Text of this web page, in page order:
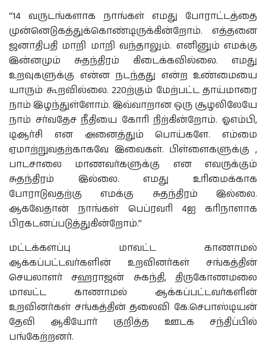
“14 வருடங்களாக நாங்கள் எமது போராட்டத்தை
முன்னெடுகத்துக்கொண்டிருக்கின்றோம். எத்தனை
ஜனாதிபதி மாறி மாறி வந்தாலும். எனினும் எமக்கு
இன்னமும் சுதந்திரம் கிடைக்கவில்லை. எமது
உறவுகளுக்கு என்ன நடந்தது என்ற உண்மையை
யாரும் கூறவில்லை. 220ற்கும் மேற்பட்ட தாய்மாரை
நாம் இழந்துள்ளோம். இவ்வாறான ஒரு சூழலிலேயே
நாம் சர்வதேச நீதியை கோரி நிற்கின்றோம். ஓஎம்பி,
டிஆர்சி என அனைத்தும் பொய்களே. எம்மை
ஏமாற்றுவதற்காகவே இவைகள். பிள்ளைகளுக்கு ,
பாடசாலை மாணவர்களுக்கு என எவருக்கும்
சுதந்திரம் இல்லை. எமது உரிமைக்காக
போராடுவதற்கு எமக்கு சுதந்திரம் இல்லை.
ஆகவேதான் நாங்கள் பெப்ரவரி 4ஐ கரிநாளாக
பிரகடனப்படுத்துகின்றோம்.”
மட்டக்களப்பு மாவட்ட காணாமல்
ஆக்கப்பட்டவர்களின் உறவினர்கள் சங்கத்தின்
செயலாளர் சஹராஜன் சுகந்தி, திருகோணமலை
மாவட்ட காணாமல் ஆக்கப்பட்டவர்களின்
உறவினர்கள் சங்கத்தின் தலைவி கே.செபாஸ்டியன்
தேவி ஆகியோர் குறித்த ஊடக சந்திப்பில்
பங்கேற்றனர்.